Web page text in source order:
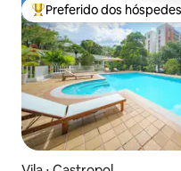
Entre os melhores
Preferido dos hóspedes